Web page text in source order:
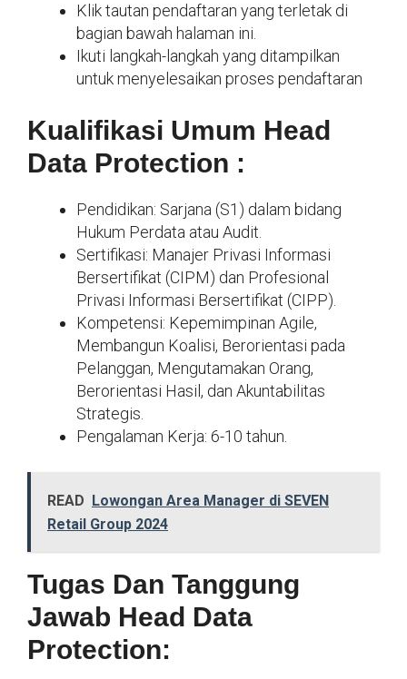
Klik tautan pendaftaran yang terletak di
bagian bawah halaman ini.
Ikuti langkah-langkah yang ditampilkan
untuk menyelesaikan proses pendaftaran
Kualifikasi Umum Head
Data Protection :
Pendidikan: Sarjana (S1) dalam bidang
Hukum Perdata atau Audit.
Sertifikasi: Manajer Privasi Informasi
Bersertifikat (CIPM) dan Profesional
Privasi Informasi Bersertifikat (CIPP).
Kompetensi: Kepemimpinan Agile,
Membangun Koalisi, Berorientasi pada
Pelanggan, Mengutamakan Orang,
Berorientasi Hasil, dan Akuntabilitas
Strategis.
Pengalaman Kerja: 6-10 tahun.
READ
Lowongan Area Manager di SEVEN
Retail Group 2024
Tugas Dan Tanggung
Jawab Head Data
Protection: